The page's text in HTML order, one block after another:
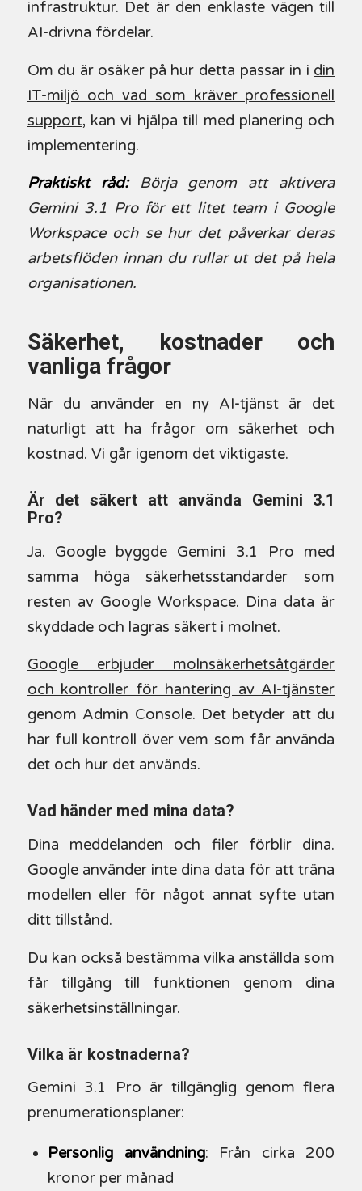
infrastruktur. Det är den enklaste vägen till
AI-drivna fördelar.
Om du är osäker på hur detta passar in i din
IT-miljö och vad som kräver professionell
support, kan vi hjälpa till med planering och
implementering.
Praktiskt råd:
Börja genom att aktivera
Gemini 3.1 Pro för ett litet team i Google
Workspace och se hur det påverkar deras
arbetsflöden innan du rullar ut det på hela
organisationen.
Säkerhet, kostnader och
vanliga frågor
När du använder en ny AI-tjänst är det
naturligt att ha frågor om säkerhet och
kostnad. Vi går igenom det viktigaste.
Är det säkert att använda Gemini 3.1
Pro?
Ja. Google byggde Gemini 3.1 Pro med
samma höga säkerhetsstandarder som
resten av Google Workspace. Dina data är
skyddade och lagras säkert i molnet.
Google erbjuder molnsäkerhetsåtgärder
och kontroller för hantering av AI-tjänster
genom Admin Console. Det betyder att du
har full kontroll över vem som får använda
det och hur det används.
Vad händer med mina data?
Dina meddelanden och filer förblir dina.
Google använder inte dina data för att träna
modellen eller för något annat syfte utan
ditt tillstånd.
Du kan också bestämma vilka anställda som
får tillgång till funktionen genom dina
säkerhetsinställningar.
Vilka är kostnaderna?
Gemini 3.1 Pro är tillgänglig genom flera
prenumerationsplaner:
Personlig användning: Från cirka 200
kronor per månad